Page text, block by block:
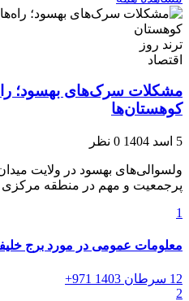
ترند روز
اقتصاد
مشکلات سرک‌های بهسود؛
کوهستان‌ها
5 اسد 1404 0 نظر
ولسوالی‌های بهسود در ولایت
پرجمعیت و مهم در منطقه مرکزی
1
معلومات عمومی در مورد برج
12 سرطان 1403
971+
2